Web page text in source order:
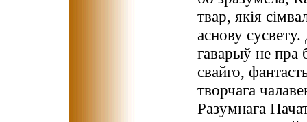
твар, якія
аснову
гаварыў не пра
свайго,
творчага
Разумнага